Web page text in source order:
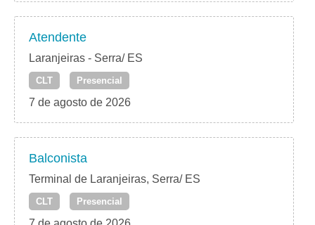
Atendente
Laranjeiras - Serra/ ES
CLT Presencial
7 de agosto de 2026
Balconista
Terminal de Laranjeiras, Serra/ ES
CLT Presencial